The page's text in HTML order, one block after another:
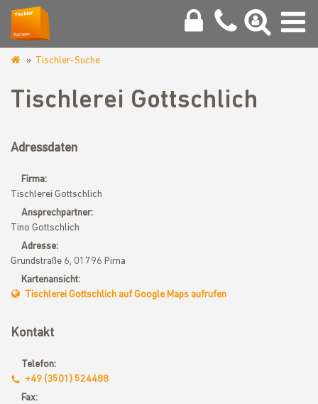
sachsen.de
Tischler-Suche
Tischlerei Gottschlich
Adressdaten
Firma:
Tischlerei Gottschlich
Ansprechpartner:
Tino Gottschlich
Adresse:
Grundstraße 6, 01796 Pirna
Kartenansicht:
Tischlerei Gottschlich auf Google Maps aufrufen
Kontakt
Telefon:
+49 (3501) 524488
Fax: